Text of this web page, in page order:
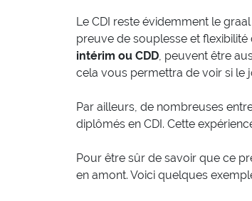
Le CDI reste évidemment le
preuve de souplesse et
intérim ou CDD , peuvent être
cela vous permettra de voir si le
Par ailleurs, de nombreuses
diplômés en CDI. Cette
Pour être sûr de savoir que ce
en amont. Voici quelques